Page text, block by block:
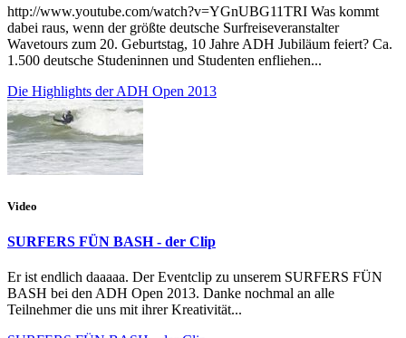
http://www.youtube.com/watch?v=YGnUBG11TRI Was kommt
dabei raus, wenn der größte deutsche Surfreiseveranstalter
Wavetours zum 20. Geburtstag, 10 Jahre ADH Jubiläum feiert? Ca.
1.500 deutsche Studeninnen und Studenten enfliehen...
Die Highlights der ADH Open 2013
Video
SURFERS FÜN BASH - der Clip
Er ist endlich daaaaa. Der Eventclip zu unserem SURFERS FÜN
BASH bei den ADH Open 2013. Danke nochmal an alle
Teilnehmer die uns mit ihrer Kreativität...